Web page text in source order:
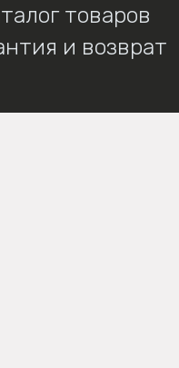
товаров
и возврат